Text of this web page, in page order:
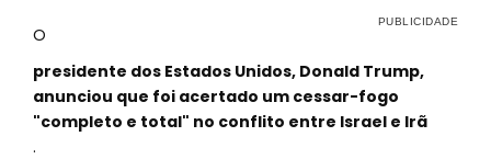
O
presidente dos Estados Unidos, Donald Trump,
anunciou que foi acertado um cessar-fogo
"completo e total" no conflito entre Israel e Irã
.